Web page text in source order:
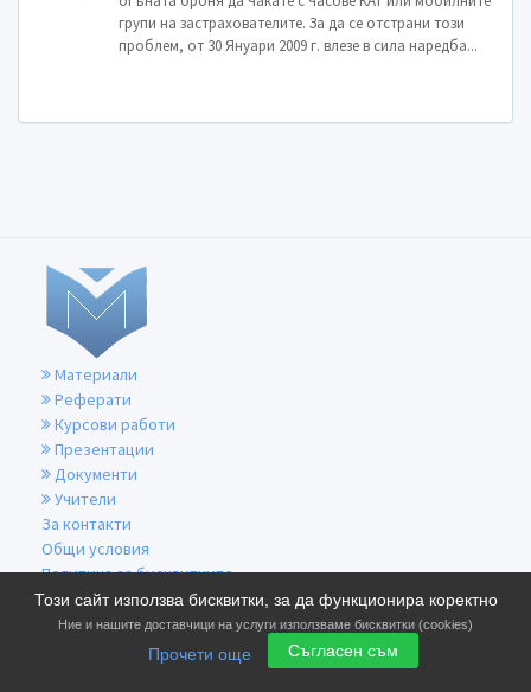
групи на застрахователите. За да се отстрани този
проблем, от 30 Януари 2009 г. влезе в сила наредба...
Този сайт използва бисквитки, за да функционира коректно
Ние и нашите доставчици на услуги използваме бисквитки (cookies)
Прочети още Съгласен съм
Материали
Реферати
Курсови работи
Презентации
Документи
Учители
За контакти
Общи условия
Политика за бисквитките
Политика за поверителност